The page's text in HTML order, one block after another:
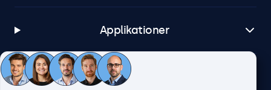
Applikationer
Kundeservice